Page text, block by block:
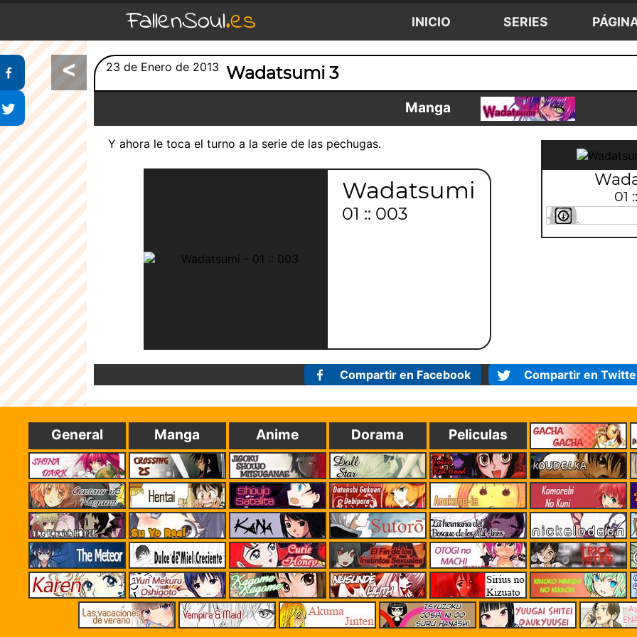
FallenSoul.es INICIO SERIES
<
Compartir en Facebook
Compartir en Twitter
23 de Enero de 2013 Wadatsumi 3
Manga
Y ahora le toca el turno a la serie de las pechugas.
Wadatsumi
01 :: 003
01
Compartir en Facebook Compartir en
General Manga Anime Dorama Peliculas